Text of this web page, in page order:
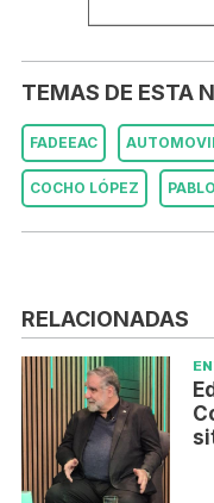
TEMAS DE ESTA
FADEEAC
COCHO LÓPEZ
RELACIONADAS